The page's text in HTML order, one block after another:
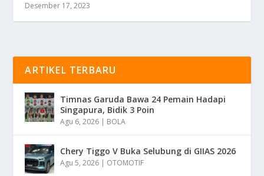
Desember 17, 2023
ARTIKEL TERBARU
Timnas Garuda Bawa 24 Pemain Hadapi
Singapura, Bidik 3 Poin
Agu 6, 2026 | BOLA
Chery Tiggo V Buka Selubung di GIIAS 2026
Agu 5, 2026 | OTOMOTIF